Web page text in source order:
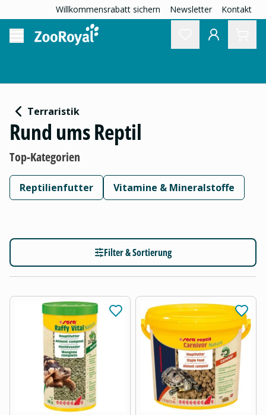
Willkommensrabatt sichern Newsletter Kontakt
Terraristik
Rund ums Reptil
Top-Kategorien
Reptilienfutter Vitamine & Mineralstoffe
Filter & Sortierung